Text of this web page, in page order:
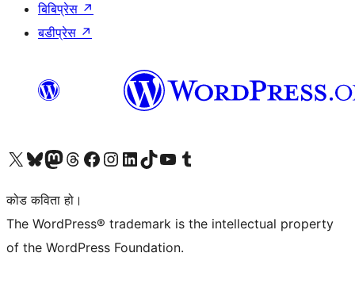
बिबिप्रेस ↗
बडीप्रेस ↗
हाम्रो X (पहिले ट्विटर) खातामा जानुहोस्
हाम्रो Bluesky खाता भ्रमण गर्नुहोस्
हाम्रो म्यास्टोडन खाता भ्रमण गर्नुहोस्
हाम्रो थ्रेड्स खातामा जानुहोस्
हाम्रो फेसबुक पेजमा जानुहोस्
हाम्रो इन्स्टाग्राम खातामा जानुहोस्
हाम्रो लिङ्क्डइन खातामा जानुहोस्
हाम्रो TikTok खाता भ्रमण गर्नुहोस्
हाम्रो युट्युब च्यानलमा जानुहोस्
हाम्रो टम्बलर खाता भ्रमण गर्नुहोस्
कोड कविता हो।
The WordPress® trademark is the intellectual property
of the WordPress Foundation.